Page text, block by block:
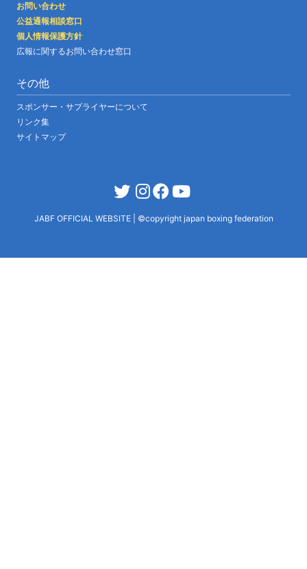
お問い合わせ
公益通報相談窓口
個人情報保護方針
広報に関するお問い合わせ窓口
その他
スポンサー・サプライヤーについて
リンク集
サイトマップ
JABF OFFICIAL WEBSITE ©copyright japan boxing federation